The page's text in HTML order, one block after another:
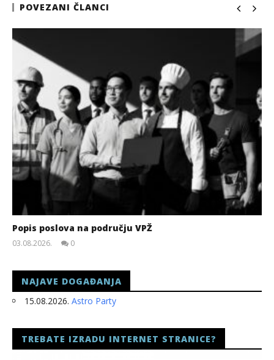
POVEZANI ČLANCI
Popis poslova na području VPŽ
03.08.2026.
0
NAJAVE DOGAĐANJA
15.08.2026. Astro Party
TREBATE IZRADU INTERNET STRANICE?